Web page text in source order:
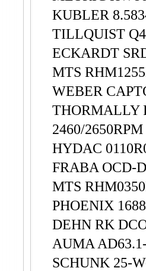
KUBLER
TILLQUIST
ECKARDT
MTS
WEBER
THORMALLY
2460/
HYDAC
FRABA OCD-
MTS
PHOENIX
DEHN RK
AUMA
SCHUNK 25-